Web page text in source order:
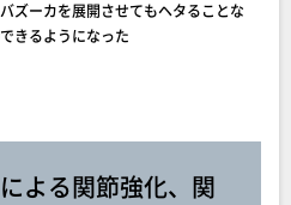
ズーカを展開させてもヘタることな
きるようになった
よる関節強化、関